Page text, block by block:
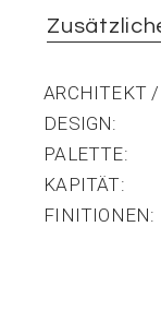
ARCHITEKT /
DESIGN
PALETTE
KAPITÄT
FINITIONEN